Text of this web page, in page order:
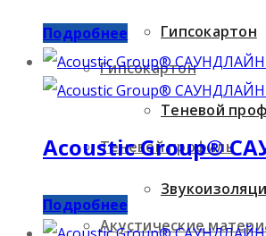
Гипсокартон
Теневой профиль
Акустические
Гипсокартон
Теневой
Подробнее
Acoustic Group®
Подробнее